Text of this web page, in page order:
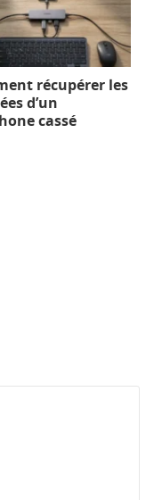
récupérer les
d’un
cassé